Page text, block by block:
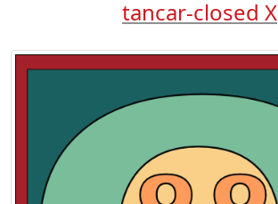
tancar-closed X